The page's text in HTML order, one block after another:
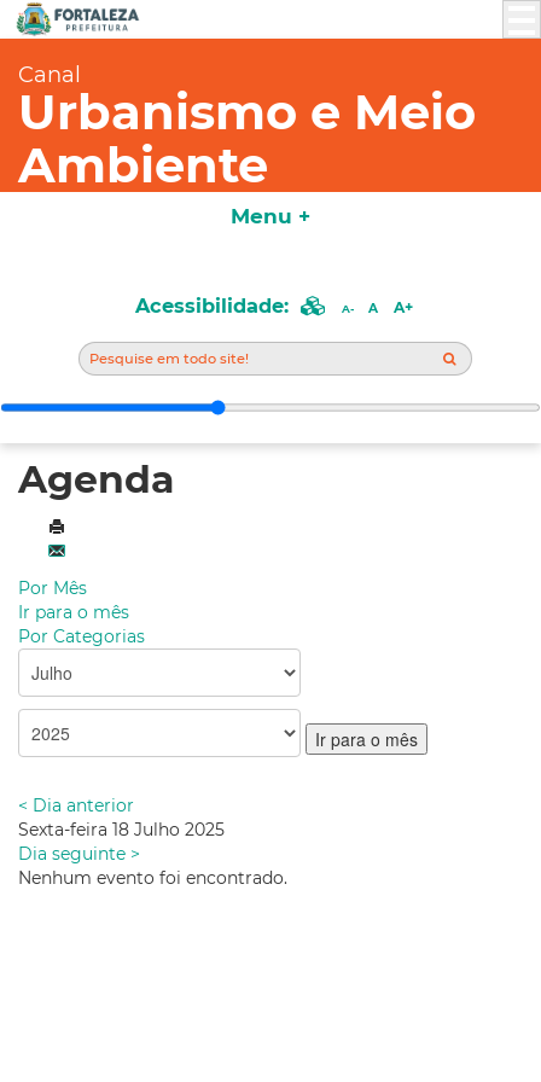
Canal
Urbanismo e Meio
Ambiente
Acessibilidade: A
Agenda
Por Mês
Ir para o mês
Por Categorias
Ir para o mês
< Dia anterior
Sexta-feira 18 Julho 2025
Dia seguinte >
Nenhum evento foi encontrado.